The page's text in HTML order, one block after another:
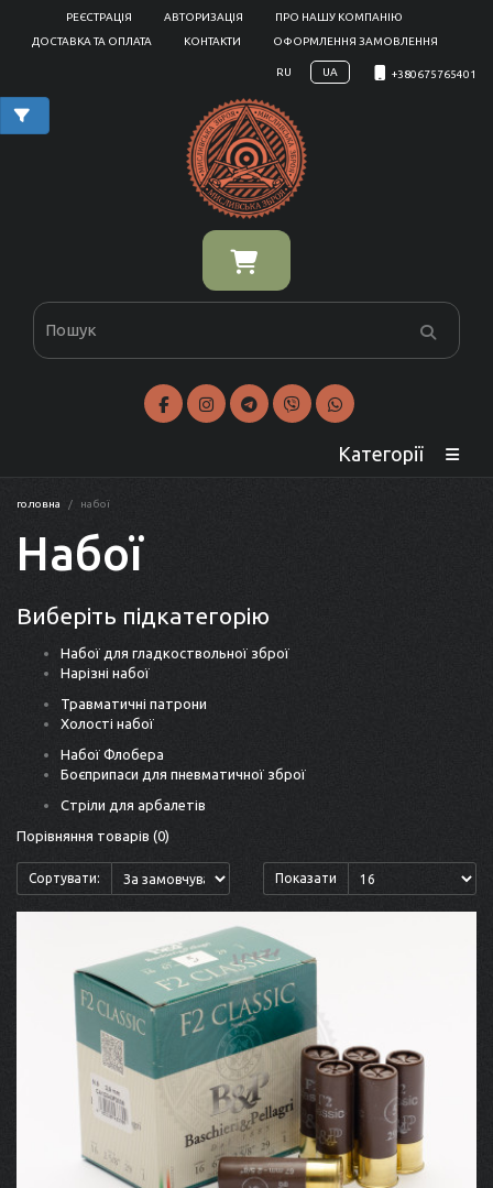
РЕЄСТРАЦІЯ АВТОРИЗАЦІЯ
ПРО НАШУ КОМПАНІЮ
ДОСТАВКА ТА ОПЛАТА
КОНТАКТИ ОФОРМЛЕННЯ ЗАМОВЛЕННЯ
RU UA +380675765401
Категорії
головна набої
Набої
Виберіть підкатегорію
Набої для гладкоствольної зброї
Нарізні набої
Травматичні патрони
Холості набої
Набої Флобера
Боєприпаси для пневматичної зброї
Стріли для арбалетів
Порівняння товарів (0)
Сортувати: Показати